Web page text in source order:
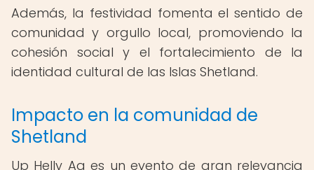
Además, la festividad fomenta el sentido de
comunidad y orgullo local, promoviendo la
cohesión social y el fortalecimiento de la
identidad cultural de las Islas Shetland.
Impacto en la comunidad de
Shetland
Up Helly Aa es un evento de gran relevancia